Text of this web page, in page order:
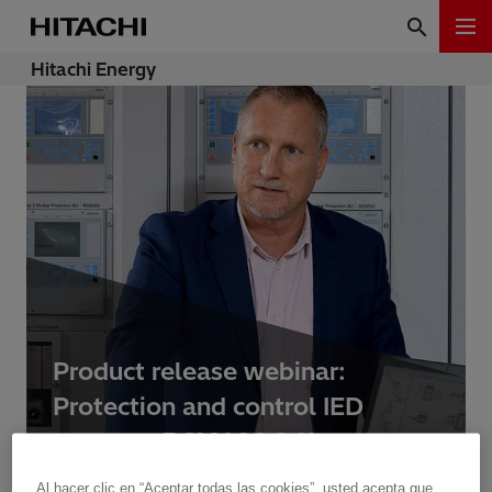
Hitachi Energy
Product release webinar:
Protection and control IED
manager PCM600 2.11
Al hacer clic en “Aceptar todas las cookies”, usted acepta que